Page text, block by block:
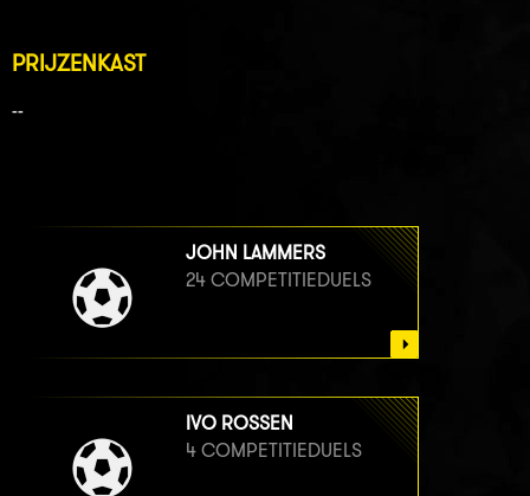
PRIJZENKAST
--
JOHN LAMMERS
24 COMPETITIEDUELS
IVO ROSSEN
4 COMPETITIEDUELS